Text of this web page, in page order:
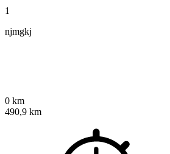
1
njmgkj
0 km
490,9 km